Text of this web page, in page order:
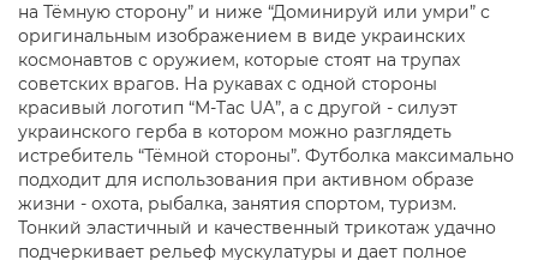
на Тёмную сторону” и ниже “Доминируй или умри” с
оригинальным изображением в виде украинских
космонавтов с оружием, которые стоят на трупах
советских врагов. На рукавах с одной стороны
красивый логотип “M-Tac UA”, а с другой - силуэт
украинского герба в котором можно разглядеть
истребитель “Тёмной стороны”. Футболка максимально
подходит для использования при активном образе
жизни - охота, рыбалка, занятия спортом, туризм.
Тонкий эластичный и качественный трикотаж удачно
подчеркивает рельеф мускулатуры и дает полное